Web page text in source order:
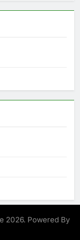
2026. Powered By